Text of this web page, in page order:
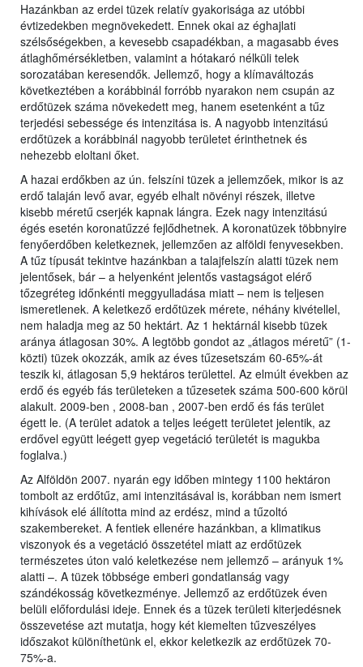
Hazánkban az erdei tüzek relatív gyakorisága az utóbbi
évtizedekben megnövekedett. Ennek okai az éghajlati
szélsőségekben, a kevesebb csapadékban, a magasabb éves
átlaghőmérsékletben, valamint a hótakaró nélküli telek
sorozatában keresendők. Jellemző, hogy a klímaváltozás
következtében a korábbinál forróbb nyarakon nem csupán az
erdőtüzek száma növekedett meg, hanem esetenként a tűz
terjedési sebessége és intenzitása is. A nagyobb intenzitású
erdőtüzek a korábbinál nagyobb területet érinthetnek és
nehezebb eloltani őket.
A hazai erdőkben az ún. felszíni tüzek a jellemzőek, mikor is az
erdő talaján levő avar, egyéb elhalt növényi részek, illetve
kisebb méretű cserjék kapnak lángra. Ezek nagy intenzitású
égés esetén koronatűzzé fejlődhetnek. A koronatüzek többnyire
fenyőerdőben keletkeznek, jellemzően az alföldi fenyvesekben.
A tűz típusát tekintve hazánkban a talajfelszín alatti tüzek nem
jelentősek, bár – a helyenként jelentős vastagságot elérő
tőzegréteg időnkénti meggyulladása miatt – nem is teljesen
ismeretlenek. A keletkező erdőtüzek mérete, néhány kivétellel,
nem haladja meg az 50 hektárt. Az 1 hektárnál kisebb tüzek
aránya átlagosan 30%. A legtöbb gondot az „átlagos méretű” (1-
közti) tüzek okozzák, amik az éves tűzesetszám 60-65%-át
teszik ki, átlagosan 5,9 hektáros területtel. Az elmúlt években az
erdő és egyéb fás területeken a tűzesetek száma 500-600 körül
alakult. 2009-ben , 2008-ban , 2007-ben erdő és fás terület
égett le. (A terület adatok a teljes leégett területet jelentik, az
erdővel együtt leégett gyep vegetáció területét is magukba
foglalva.)
Az Alföldön 2007. nyarán egy időben mintegy 1100 hektáron
tombolt az erdőtűz, ami intenzitásával is, korábban nem ismert
kihívások elé állította mind az erdész, mind a tűzoltó
szakembereket. A fentiek ellenére hazánkban, a klimatikus
viszonyok és a vegetáció összetétel miatt az erdőtüzek
természetes úton való keletkezése nem jellemző – arányuk 1%
alatti –. A tüzek többsége emberi gondatlanság vagy
szándékosság következménye. Jellemző az erdőtüzek éven
belüli előfordulási ideje. Ennek és a tüzek területi kiterjedésnek
összevetése azt mutatja, hogy két kiemelten tűzveszélyes
időszakot különíthetünk el, ekkor keletkezik az erdőtüzek 70-
75%-a.